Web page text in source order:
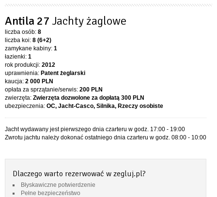
Antila 27 Jachty żaglowe
liczba osób: 8
liczba koi: 8 (6+2)
zamykane kabiny: 1
łazienki: 1
rok produkcji: 2012
uprawnienia: Patent żeglarski
kaucja: 2 000 PLN
opłata za sprzątanie/serwis: 200 PLN
zwierzęta: Zwierzęta dozwolone za dopłatą 300 PLN
ubezpieczenia: OC, Jacht-Casco, Silnika, Rzeczy osobiste
Jacht wydawany jest pierwszego dnia czarteru w godz. 17:00 - 19:00
Zwrotu jachtu należy dokonać ostatniego dnia czarteru w godz. 08:00 - 10:00
Dlaczego warto rezerwować w zegluj.pl?
Błyskawiczne potwierdzenie
Pełne bezpieczeństwo